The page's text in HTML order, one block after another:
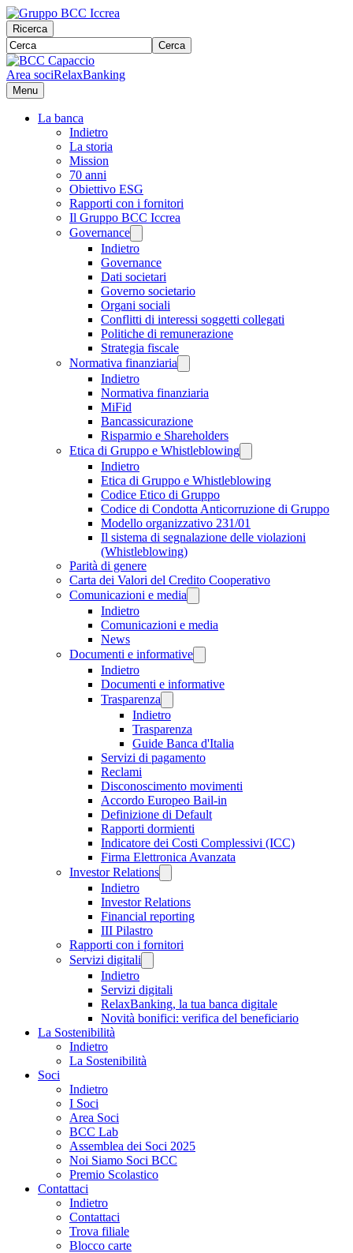
Ricerca
Cerca
Area sociRelaxBanking
Menu
La banca
Indietro
La storia
Mission
70 anni
Obiettivo ESG
Rapporti con i fornitori
Il Gruppo BCC Iccrea
Governance
Indietro
Governance
Dati societari
Governo societario
Organi sociali
Conflitti di interessi soggetti collegati
Politiche di remunerazione
Strategia fiscale
Normativa finanziaria
Indietro
Normativa finanziaria
MiFid
Bancassicurazione
Risparmio e Shareholders
Etica di Gruppo e Whistleblowing
Indietro
Etica di Gruppo e Whistleblowing
Codice Etico di Gruppo
Codice di Condotta Anticorruzione di Gruppo
Modello organizzativo 231/01
Il sistema di segnalazione delle violazioni
(Whistleblowing)
Parità di genere
Carta dei Valori del Credito Cooperativo
Comunicazioni e media
Indietro
Comunicazioni e media
News
Documenti e informative
Indietro
Documenti e informative
Trasparenza
Indietro
Trasparenza
Guide Banca d'Italia
Servizi di pagamento
Reclami
Disconoscimento movimenti
Accordo Europeo Bail-in
Definizione di Default
Rapporti dormienti
Indicatore dei Costi Complessivi (ICC)
Firma Elettronica Avanzata
Investor Relations
Indietro
Investor Relations
Financial reporting
III Pilastro
Rapporti con i fornitori
Servizi digitali
Indietro
Servizi digitali
RelaxBanking, la tua banca digitale
Novità bonifici: verifica del beneficiario
La Sostenibilità
Indietro
La Sostenibilità
Soci
Indietro
I Soci
Area Soci
BCC Lab
Assemblea dei Soci 2025
Noi Siamo Soci BCC
Premio Scolastico
Contattaci
Indietro
Contattaci
Trova filiale
Blocco carte